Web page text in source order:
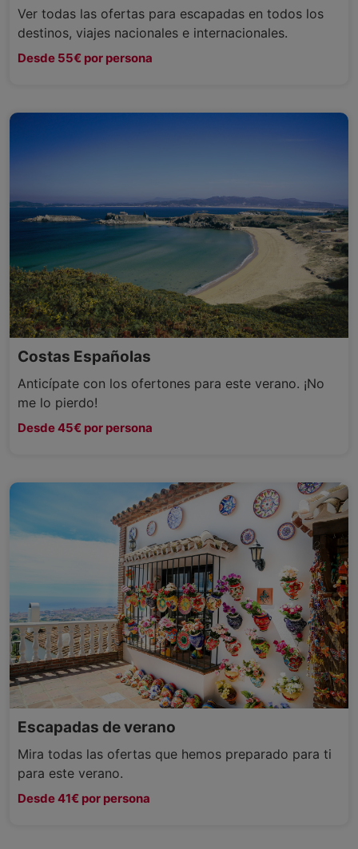
Ver todas las ofertas para escapadas en todos los
destinos, viajes nacionales e internacionales.
Desde 55€ por persona
Costas Españolas
Anticípate con los ofertones para este verano. ¡No
me lo pierdo!
Desde 45€ por persona
Escapadas de verano
Mira todas las ofertas que hemos preparado para ti
para este verano.
Desde 41€ por persona